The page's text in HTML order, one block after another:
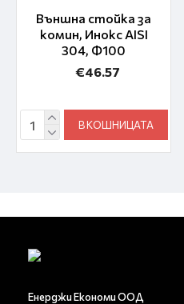
Външна стойка за
комин, Инокс AISI
304, Ф100
€46.57
В КОШНИЦАТА
Енерджи Економи ООД